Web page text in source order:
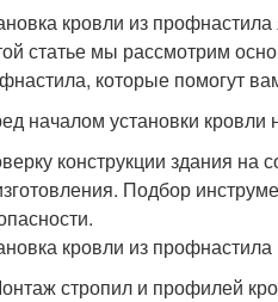
кровли из
статье мы рассмотрим
которые помогут
началом установки кровли
конструкции здания на
Подбор
кровли из
стропил и профилей